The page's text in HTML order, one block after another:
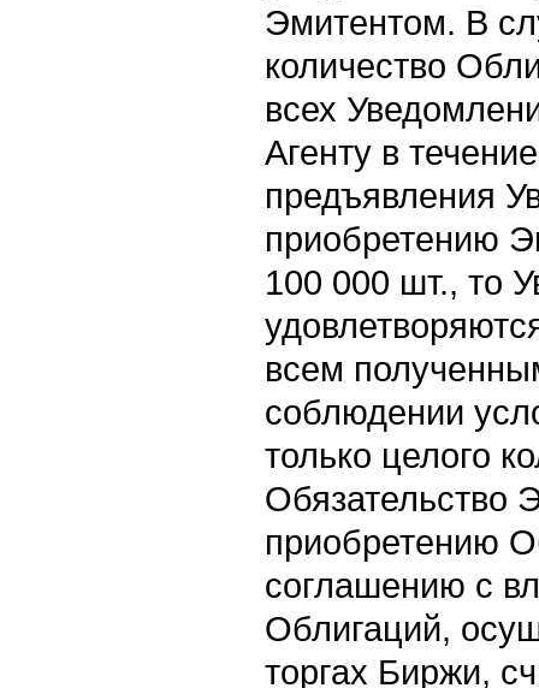
Эмитентом. В
количество
всех
Агенту в
предъявления
приобретению
100 000 шт., то
всем
соблюдении
только целого
Обязательство
приобретению
соглашению с
Облигаций,
торгах Биржи,